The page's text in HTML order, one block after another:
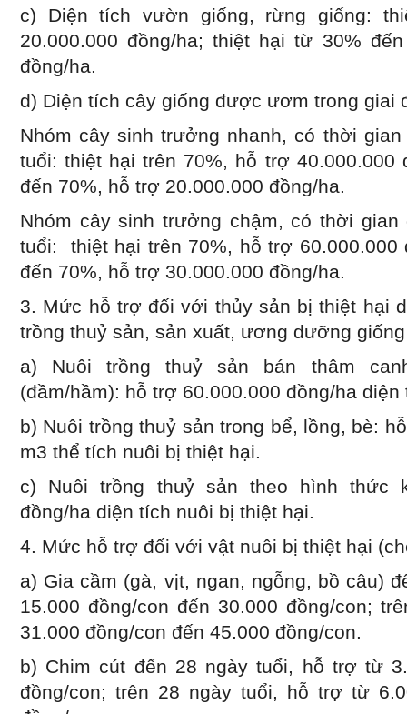
c) Diện tích vườn giống, rừng giống:
20.000.000 đồng/ha; thiệt hại từ 30%
đồng/ha.
d) Diện tích cây giống được ươm trong giai
Nhóm cây sinh trưởng nhanh, có thời
tuổi: thiệt hại trên 70%, hỗ trợ 40.000.000
đến 70%, hỗ trợ 20.000.000 đồng/ha.
Nhóm cây sinh trưởng chậm, có thời
tuổi: thiệt hại trên 70%, hỗ trợ 60.000.000
đến 70%, hỗ trợ 30.000.000 đồng/ha.
3. Mức hỗ trợ đối với thủy sản bị thiệt hại
trồng thuỷ sản, sản xuất, ương dưỡng
a) Nuôi trồng thuỷ sản bán thâm
(đầm/hầm): hỗ trợ 60.000.000 đồng/ha
b) Nuôi trồng thuỷ sản trong bể, lồng, bè:
m3 thể tích nuôi bị thiệt hại.
c) Nuôi trồng thuỷ sản theo hình thức
đồng/ha diện tích nuôi bị thiệt hại.
4. Mức hỗ trợ đối với vật nuôi bị thiệt hại
a) Gia cầm (gà, vịt, ngan, ngỗng, bồ câu)
15.000 đồng/con đến 30.000 đồng/con;
31.000 đồng/con đến 45.000 đồng/con.
b) Chim cút đến 28 ngày tuổi, hỗ trợ từ
đồng/con; trên 28 ngày tuổi, hỗ trợ từ